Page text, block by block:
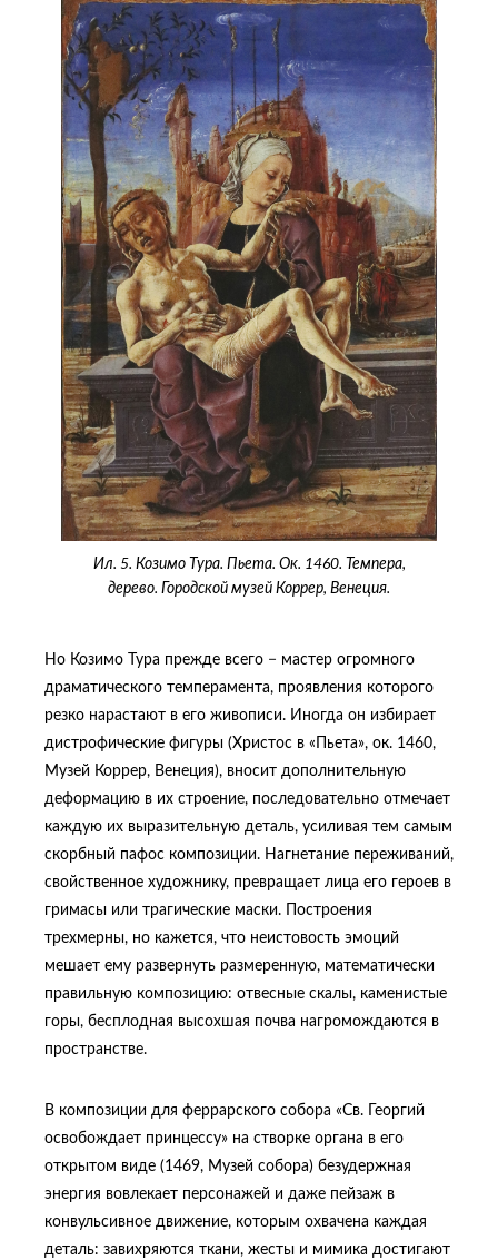
Ил. 5. Козимо Тура. Пьета. Ок. 1460. Темпера,
дерево. Городской музей Коррер, Венеция.
Но Козимо Тура прежде всего − мастер огромного
драматического темперамента, проявления которого
резко нарастают в его живописи. Иногда он избирает
дистрофические фигуры (Христос в «Пьета», ок. 1460,
Музей Коррер, Венеция), вносит дополнительную
деформацию в их строение, последовательно отмечает
каждую их выразительную деталь, усиливая тем самым
скорбный пафос композиции. Нагнетание переживаний,
свойственное художнику, превращает лица его героев в
гримасы или трагические маски. Построения
трехмерны, но кажется, что неистовость эмоций
мешает ему развернуть размеренную, математически
правильную композицию: отвесные скалы, каменистые
горы, бесплодная высохшая почва нагромождаются в
пространстве.
В композиции для феррарского собора «Св. Георгий
освобождает принцессу» на створке органа в его
открытом виде (1469, Музей собора) безудержная
энергия вовлекает персонажей и даже пейзаж в
конвульсивное движение, которым охвачена каждая
деталь: завихряются ткани, жесты и мимика достигают